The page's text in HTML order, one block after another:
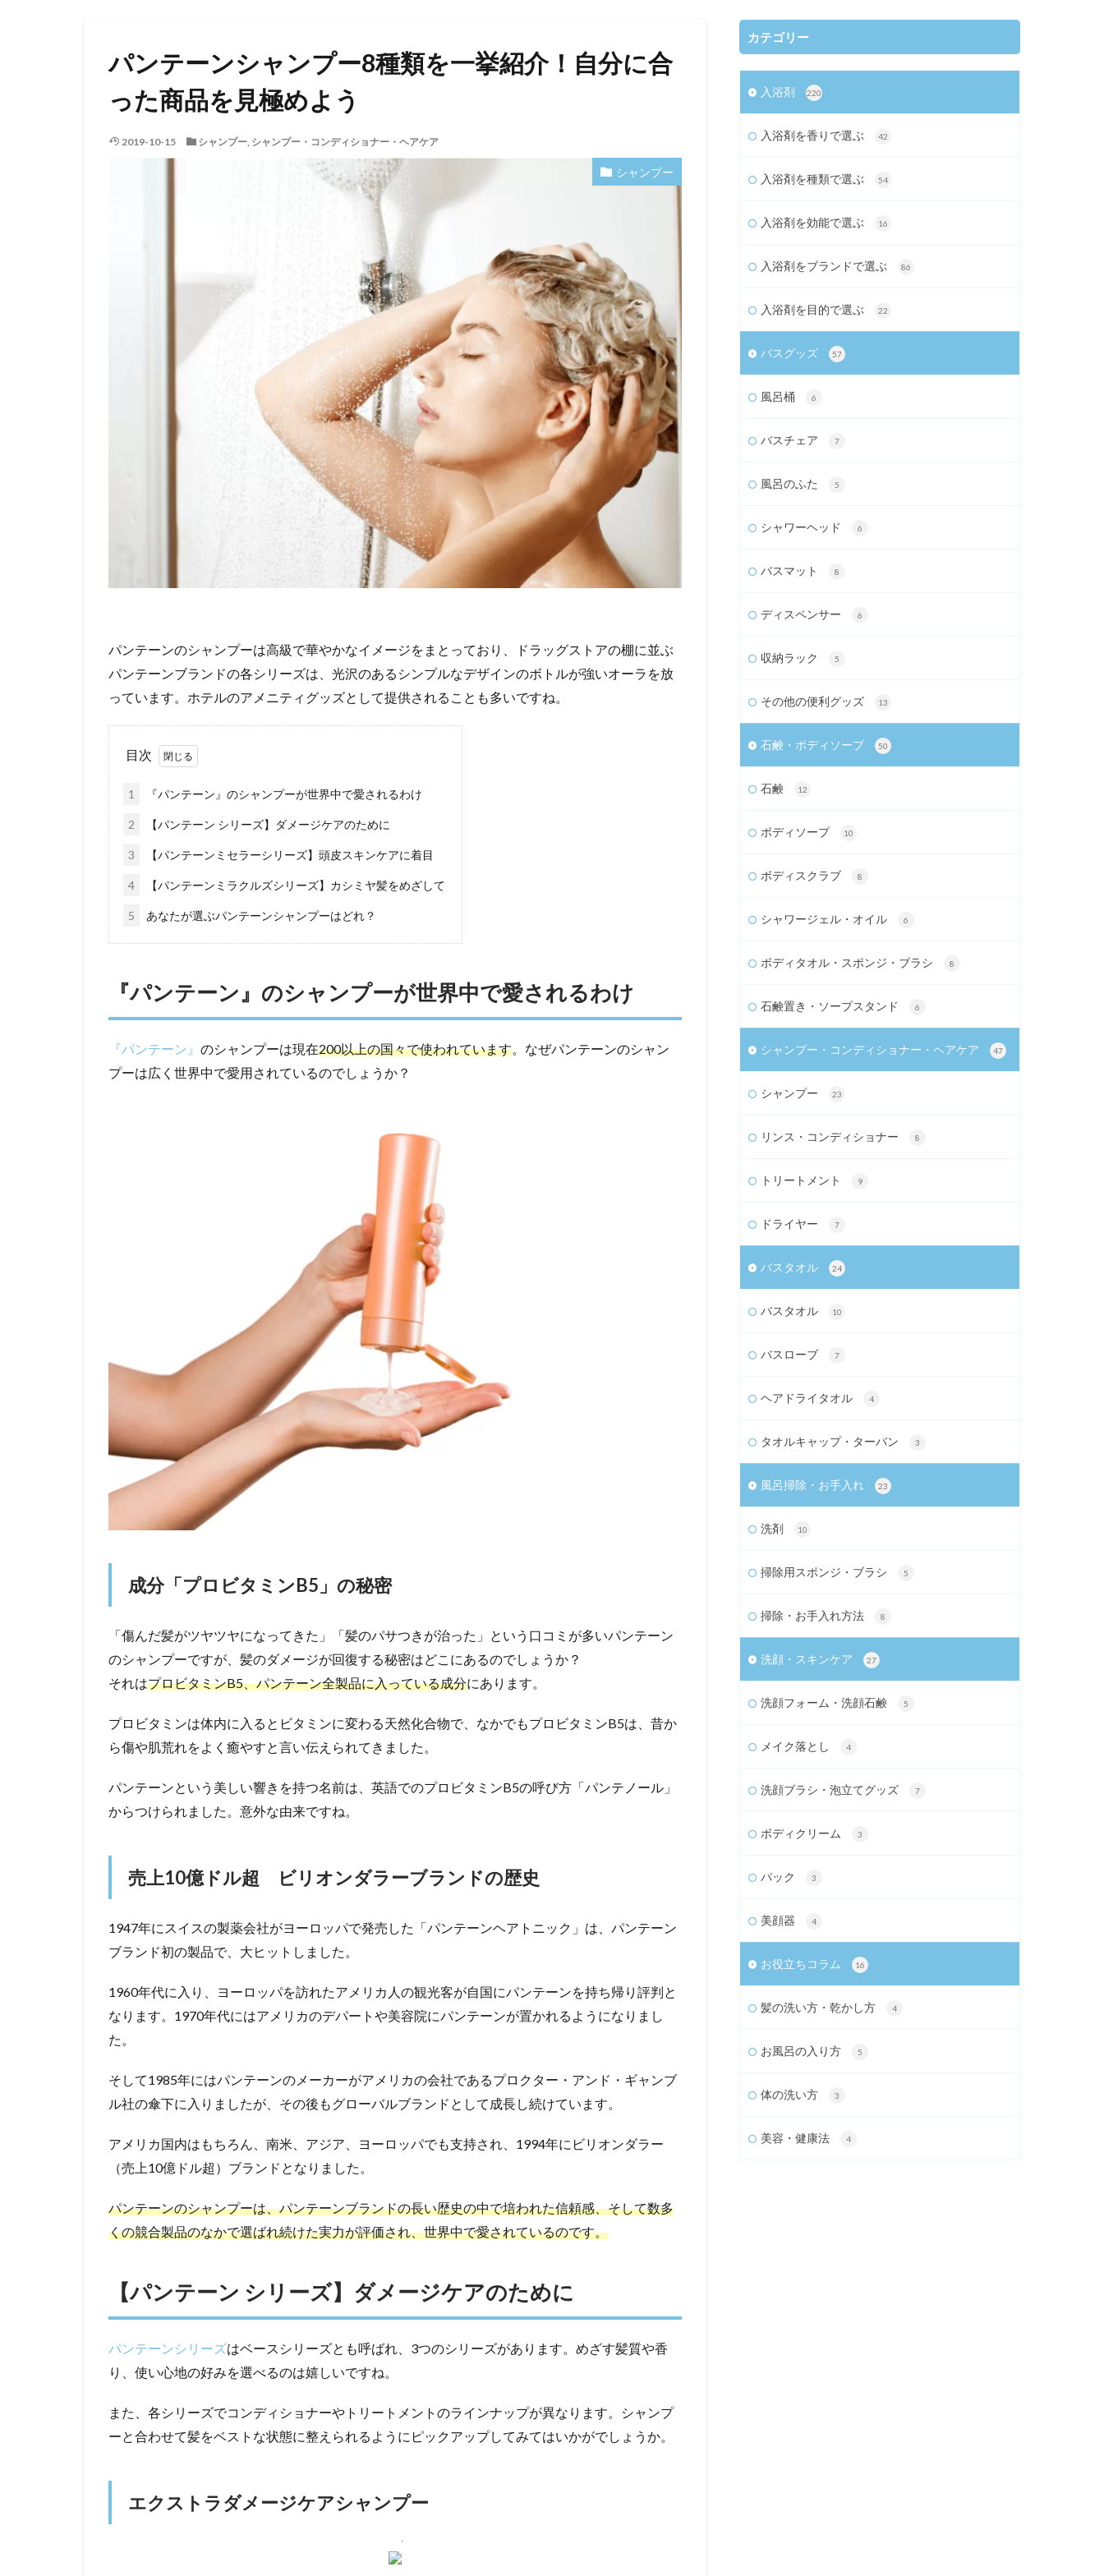
パンテーンシャンプー8種類を一挙紹介！自分に合
った商品を見極めよう
2019-10-15 シャンプー, シャンプー・コンディショナー・ヘアケア
シャンプー
パンテーンのシャンプーは高級で華やかなイメージをまとっており、ドラッグストアの棚に並ぶ
パンテーンブランドの各シリーズは、光沢のあるシンプルなデザインのボトルが強いオーラを放
っています。ホテルのアメニティグッズとして提供されることも多いですね。
目次
1 『パンテーン』のシャンプーが世界中で愛されるわけ
2 【パンテーン シリーズ】ダメージケアのために
3 【パンテーンミセラーシリーズ】頭皮スキンケアに着目
4 【パンテーンミラクルズシリーズ】カシミヤ髪をめざして
5 あなたが選ぶパンテーンシャンプーはどれ？
『パンテーン』のシャンプーが世界中で愛されるわけ
『パンテーン』 のシャンプーは現在200以上の国々で使われています 。なぜパンテーンのシャン
プーは広く世界中で愛用されているのでしょうか？
成分「プロビタミンB5」の秘密
「傷んだ髪がツヤツヤになってきた」「髪のパサつきが治った」という口コミが多いパンテーン
のシャンプーですが、髪のダメージが回復する秘密はどこにあるのでしょうか？
それはプロビタミンB5、パンテーン全製品に入っている成分にあります。
プロビタミンは体内に入るとビタミンに変わる天然化合物で、なかでもプロビタミンB5は、昔か
ら傷や肌荒れをよく癒やすと言い伝えられてきました。
パンテーンという美しい響きを持つ名前は、英語でのプロビタミンB5の呼び方「パンテノール」
からつけられました。意外な由来ですね。
売上10億ドル超 ビリオンダラーブランドの歴史
1947年にスイスの製薬会社がヨーロッパで発売した「パンテーンヘアトニック」は、パンテーン
ブランド初の製品で、大ヒットしました。
1960年代に入り、ヨーロッパを訪れたアメリカ人の観光客が自国にパンテーンを持ち帰り評判と
なります。1970年代にはアメリカのデパートや美容院にパンテーンが置かれるようになりまし
た。
そして1985年にはパンテーンのメーカーがアメリカの会社であるプロクター・アンド・ギャンブ
ル社の傘下に入りましたが、その後もグローバルブランドとして成長し続けています。
アメリカ国内はもちろん、南米、アジア、ヨーロッパでも支持され、 1994年にビリオンダラー
（売上10億ドル超）ブランドとなりました。
パンテーンのシャンプーは、パンテーンブランドの長い歴史の中で培われた信頼感、そして数多
くの競合製品のなかで選ばれ続けた実力が評価され、世界中で愛されているのです。
【パンテーン シリーズ】ダメージケアのために
パンテーンシリーズはベースシリーズとも呼ばれ、3つのシリーズがあります。めざす髪質や香
り、使い心地の好みを選べるのは嬉しいですね。
また、各シリーズでコンディショナーやトリートメントのラインナップが異なります。シャンプ
ーと合わせて髪をベストな状態に整えられるようにピックアップしてみてはいかがでしょうか。
エクストラダメージケアシャンプー
カテゴリー
入浴剤 220
入浴剤を香りで選ぶ 42
入浴剤を種類で選ぶ 54
入浴剤を効能で選ぶ 16
入浴剤をブランドで選ぶ 86
入浴剤を目的で選ぶ 22
バスグッズ 57
風呂桶 6
バスチェア 7
風呂のふた 5
シャワーヘッド 6
バスマット 8
ディスペンサー 6
収納ラック 5
その他の便利グッズ 13
石鹸・ボディソープ 50
石鹸 12
ボディソープ 10
ボディスクラブ 8
シャワージェル・オイル 6
ボディタオル・スポンジ・ブラシ 8
石鹸置き・ソープスタンド 6
シャンプー・コンディショナー・ヘアケア 47
シャンプー 23
リンス・コンディショナー 8
トリートメント 9
ドライヤー 7
バスタオル 24
バスタオル 10
バスローブ 7
ヘアドライタオル 4
タオルキャップ・ターバン 3
風呂掃除・お手入れ 23
洗剤 10
掃除用スポンジ・ブラシ 5
掃除・お手入れ方法 8
洗顔・スキンケア 27
洗顔フォーム・洗顔石鹸 5
メイク落とし 4
洗顔ブラシ・泡立てグッズ 7
ボディクリーム 3
パック 3
美顔器 4
お役立ちコラム 16
髪の洗い方・乾かし方 4
お風呂の入り方 5
体の洗い方 3
美容・健康法 4